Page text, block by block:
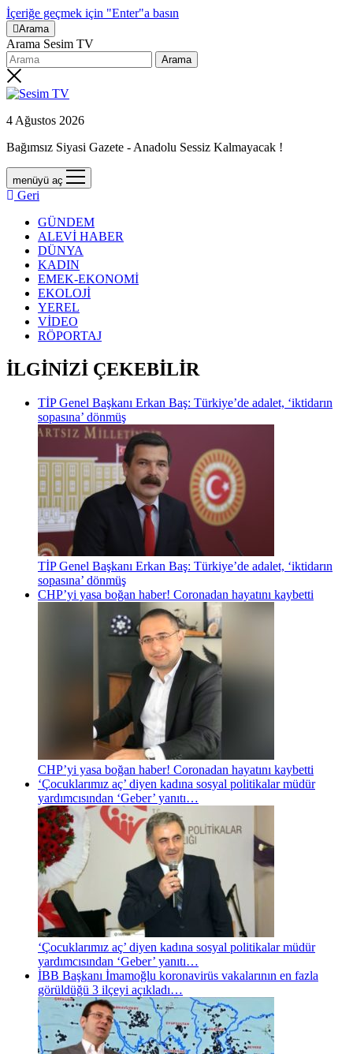
İçeriğe geçmek için "Enter"a basın
Arama
Arama Sesim TV
4 Ağustos 2026
Bağımsız Siyasi Gazete - Anadolu Sessiz Kalmayacak !
menüyü aç
Geri
GÜNDEM
ALEVİ HABER
DÜNYA
KADIN
EMEK-EKONOMİ
EKOLOJİ
YEREL
VİDEO
RÖPORTAJ
İLGİNİZİ ÇEKEBİLİR
TİP Genel Başkanı Erkan Baş: Türkiye’de adalet, ‘iktidarın
sopasına’ dönmüş
TİP Genel Başkanı Erkan Baş: Türkiye’de adalet, ‘iktidarın
sopasına’ dönmüş
CHP’yi yasa boğan haber! Coronadan hayatını kaybetti
CHP’yi yasa boğan haber! Coronadan hayatını kaybetti
‘Çocuklarımız aç’ diyen kadına sosyal politikalar müdür
yardımcısından ‘Geber’ yanıtı…
‘Çocuklarımız aç’ diyen kadına sosyal politikalar müdür
yardımcısından ‘Geber’ yanıtı…
İBB Başkanı İmamoğlu koronavirüs vakalarının en fazla
görüldüğü 3 ilçeyi açıkladı…